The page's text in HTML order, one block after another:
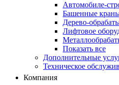
Автомобиле-
Башенные
Дерево-
Лифтовое
Показать все
Дополнительные
Техническое
Компания